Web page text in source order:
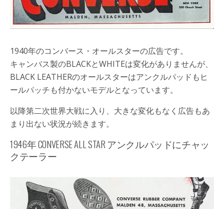
1940年のコンバース・オールスターの広告です。
キャンバス製のBLACKとWHITEは変化がありませんが、
BLACK LEATHERのオールスターはアンクルパッドもヒ
ールパッチも付かないモデルとなっています。
以降第二次世界大戦に入り、大きな変化もなく広告もあ
まり出ない状況が続きます。
1946年 CONVERSE ALL STAR アンクルパッドにチャッ
クテーラー